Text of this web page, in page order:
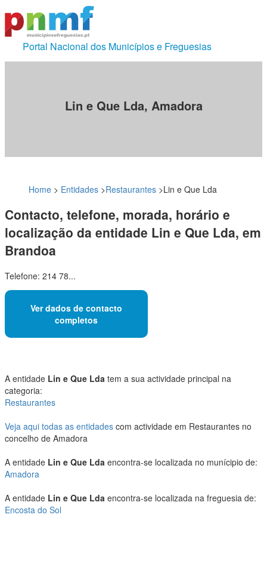
Portal Nacional dos Municípios e Freguesias
Lin e Que Lda, Amadora
Home > Entidades >Restaurantes >Lin e Que Lda
Contacto, telefone, morada, horário e
localização da entidade Lin e Que Lda, em
Brandoa
Telefone: 214 78...
Ver dados de contacto
completos
A entidade Lin e Que Lda tem a sua actividade principal na
categoria:
Restaurantes
Veja aqui todas as entidades com actividade em Restaurantes no
concelho de Amadora
A entidade Lin e Que Lda encontra-se localizada no munícipio de:
Amadora
A entidade Lin e Que Lda encontra-se localizada na freguesia de:
Encosta do Sol